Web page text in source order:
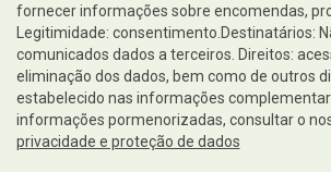
fornecer informações sobre encomendas,
Legitimidade: consentimento.Destinatários:
comunicados dados a terceiros. Direitos:
eliminação dos dados, bem como de outros
estabelecido nas informações
informações pormenorizadas, consultar o
privacidade e proteção de dados